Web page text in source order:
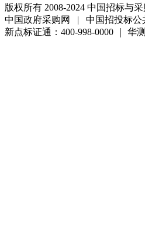
版权所有 2008-2024 中国招标与
中国政府采购网 | 中国招投标
新点标证通：400-998-0000 ｜ 华